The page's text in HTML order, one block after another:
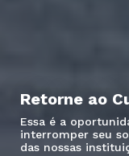
Retorne ao
Essa é a
interromper seu
das nossas